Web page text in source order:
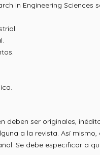
in Engineering
deben ser originales,
a la revista. Así
Se debe especificar a